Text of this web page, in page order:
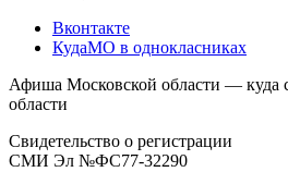
Вконтакте
КудаМО в однокласниках
Афиша Московской области — куда
области
Свидетельство о регистрации
СМИ Эл №ФС77-32290